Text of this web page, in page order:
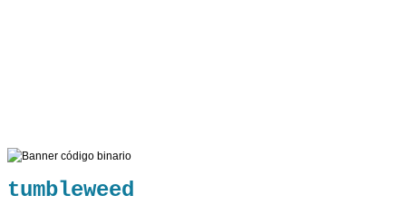
tumbleweed